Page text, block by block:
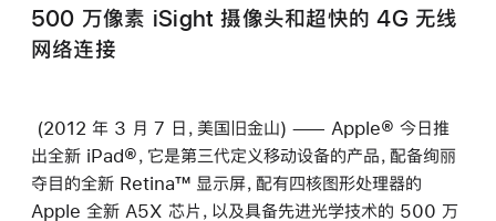
500 万像素 iSight 摄像头和超快的 4G 无线
网络连接
(2012 年 3 月 7 日，美国旧金山) —— Apple® 今日推
出全新 iPad®，它是第三代定义移动设备的产品，配备绚丽
夺目的全新 Retina™ 显示屏，配有四核图形处理器的
Apple 全新 A5X 芯片，以及具备先进光学技术的 500 万